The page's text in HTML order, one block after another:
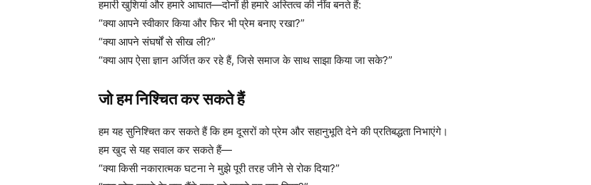
हमारी खुशियां और हमारे आघात—दोनों ही हमारे अस्तित्व की नींव बनते हैं:
“क्या आपने स्वीकार किया और फिर भी प्रेम बनाए रखा?”
“क्या आपने संघर्षों से सीख ली?”
“क्या आप ऐसा ज्ञान अर्जित कर रहे हैं, जिसे समाज के साथ साझा किया जा सके?”
जो हम निश्चित कर सकते हैं
हम यह सुनिश्चित कर सकते हैं कि हम दूसरों को प्रेम और सहानुभूति देने की प्रतिबद्धता निभाएंगे।
हम खुद से यह सवाल कर सकते हैं—
“क्या किसी नकारात्मक घटना ने मुझे पूरी तरह जीने से रोक दिया?”